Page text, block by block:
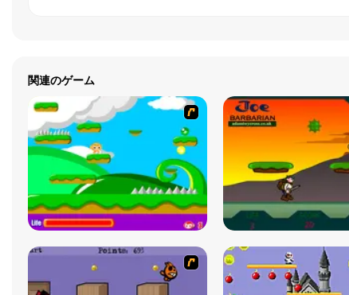
関連のゲーム